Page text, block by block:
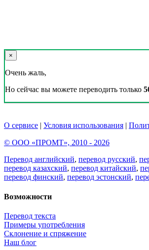
×
Очень жаль,
Но сейчас вы можете переводить только
О сервисе | Условия использования |
© ООО «ПРОМТ», 2010 - 2026
Перевод английский, перевод русский,
перевод казахский, перевод китайский,
перевод финский, перевод эстонский,
Возможности
Перевод текста
Примеры употребления
Склонение и спряжение
Наш блог